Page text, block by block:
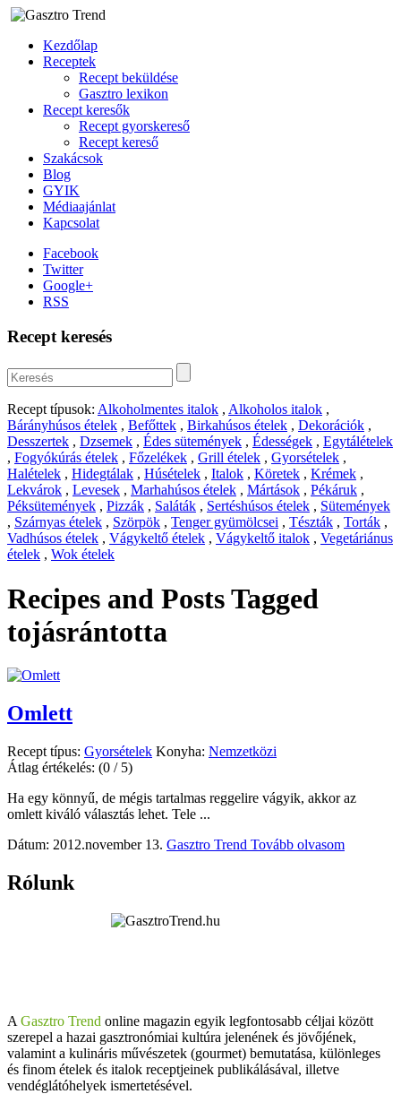
Kezdőlap
Receptek
Recept beküldése
Gasztro lexikon
Recept keresők
Recept gyorskereső
Recept kereső
Szakácsok
Blog
GYIK
Médiaajánlat
Kapcsolat
Facebook
Twitter
Google+
RSS
Recept keresés
Recept típusok: Alkoholmentes italok , Alkoholos italok ,
Bárányhúsos ételek , Befőttek , Birkahúsos ételek , Dekorációk ,
Desszertek , Dzsemek , Édes sütemények , Édességek , Egytálételek
, Fogyókúrás ételek , Főzelékek , Grill ételek , Gyorsételek ,
Halételek , Hidegtálak , Húsételek , Italok , Köretek , Krémek ,
Lekvárok , Levesek , Marhahúsos ételek , Mártások , Pékáruk ,
Péksütemények , Pizzák , Saláták , Sertéshúsos ételek , Sütemények
, Szárnyas ételek , Szörpök , Tenger gyümölcsei , Tészták , Torták ,
Vadhúsos ételek , Vágykeltő ételek , Vágykeltő italok , Vegetáriánus
ételek , Wok ételek
Recipes and Posts Tagged
tojásrántotta
Omlett
Recept típus: Gyorsételek Konyha: Nemzetközi
Átlag értékelés: (0 / 5)
Ha egy könnyű, de mégis tartalmas reggelire vágyik, akkor az
omlett kiváló választás lehet. Tele ...
Dátum: 2012.november 13. Gasztro Trend Tovább olvasom
Rólunk
A Gasztro Trend online magazin egyik legfontosabb céljai között
szerepel a hazai gasztronómiai kultúra jelenének és jövőjének,
valamint a kulináris művészetek (gourmet) bemutatása, különleges
és finom ételek és italok receptjeinek publikálásával, illetve
vendéglátóhelyek ismertetésével.